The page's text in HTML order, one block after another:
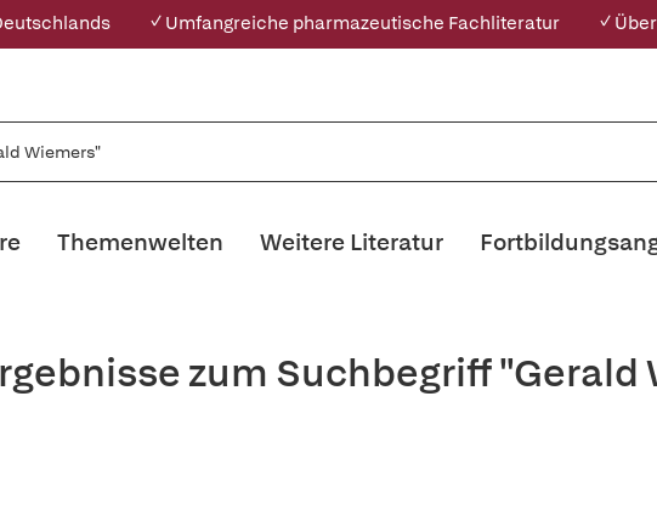
✓ Umfangreiche pharmazeutische Fachliteratur ✓
Themenwelten Weitere Literatur
zum Suchbegriff